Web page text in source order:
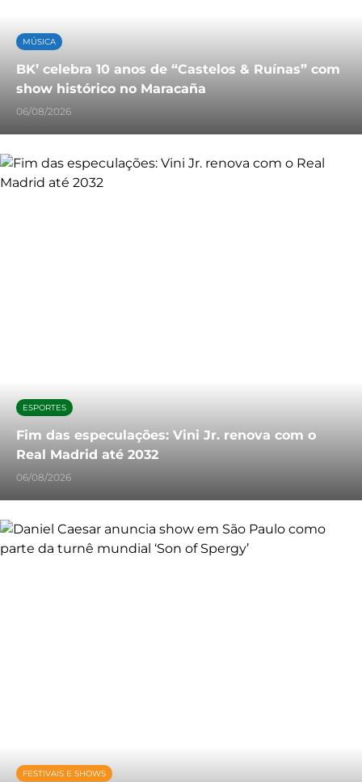
MÚSICA
BK’ celebra 10 anos de “Castelos & Ruínas” com
show histórico no Maracaña
06/08/2026
ESPORTES
Fim das especulações: Vini Jr. renova com o
Real Madrid até 2032
06/08/2026
FESTIVAIS E SHOWS